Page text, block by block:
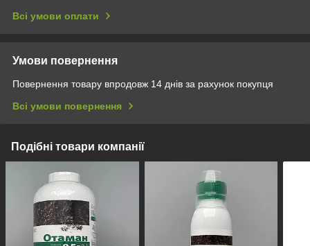
Всі умови оплати
Умови повернення
Повернення товару впродовж 14 днів за рахунок покупця
Всі умови повернення
Подібні товари компанії